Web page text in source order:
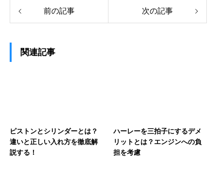
前の記事 次の記事
関連記事
ピストンとシリンダーとは？
違いと正しい入れ方を徹底解
説する！
ハーレーを三拍子にするデメ
リットとは？エンジンへの負
担を考慮